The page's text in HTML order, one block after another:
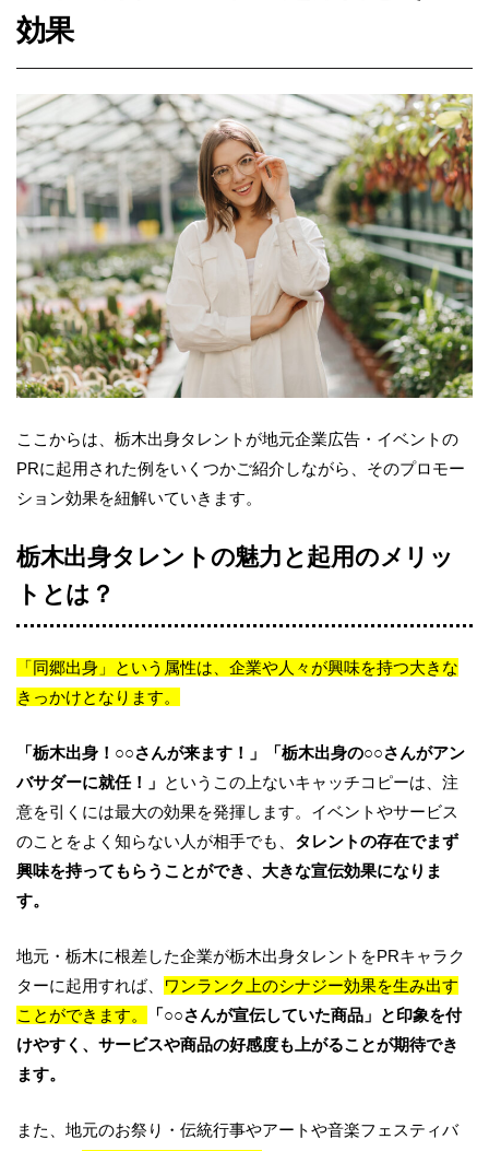
効果
ここからは、栃木出身タレントが地元企業広告・イベントの
PRに起用された例をいくつかご紹介しながら、そのプロモー
ション効果を紐解いていきます。
栃木出身タレントの魅力と起用のメリッ
トとは？
「同郷出身」という属性は、企業や人々が興味を持つ大きな
きっかけとなります。
「栃木出身！○○さんが来ます！」「栃木出身の○○さんがアン
バサダーに就任！」 というこの上ないキャッチコピーは、注
意を引くには最大の効果を発揮します。イベントやサービス
のことをよく知らない人が相手でも、 タレントの存在でまず
興味を持ってもらうことができ、大きな宣伝効果になりま
す。
地元・栃木に根差した企業が栃木出身タレントをPRキャラク
ターに起用すれば、
ワンランク上のシナジー効果を生み出す
ことができます。
「○○さんが宣伝していた商品」と印象を付
けやすく、サービスや商品の好感度も上がることが期待でき
ます。
また、地元のお祭り・伝統行事やアートや音楽フェスティバ